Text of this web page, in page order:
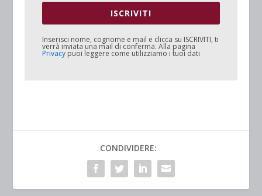
ISCRIVITI
Inserisci nome, cognome e mail e clicca su ISCRIVITI, ti
verrà inviata una mail di conferma. Alla pagina
Privacy puoi leggere come utilizziamo i tuoi dati
CONDIVIDERE: